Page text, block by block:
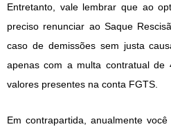
Entretanto, vale lembrar que ao
preciso renunciar ao Saque
caso de demissões sem justa
apenas com a multa contratual
valores presentes na conta FGTS.
Em contrapartida, anualmente